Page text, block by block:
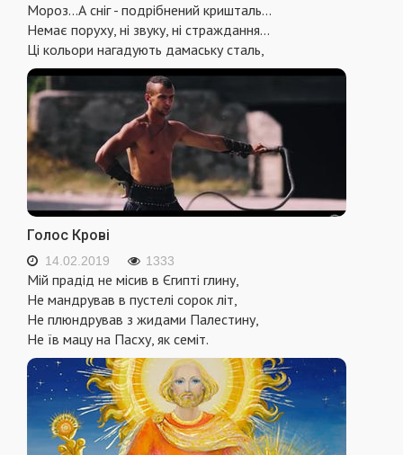
Мороз...А сніг - подрібнений кришталь...
Немає поруху, ні звуку, ні страждання...
Ці кольори нагадують дамаську сталь,
Голос Крові
14.02.2019 1333
Мій прадід не місив в Єгипті глину,
Не мандрував в пустелі сорок літ,
Не плюндрував з жидами Палестину,
Не їв мацу на Пасху, як семіт.